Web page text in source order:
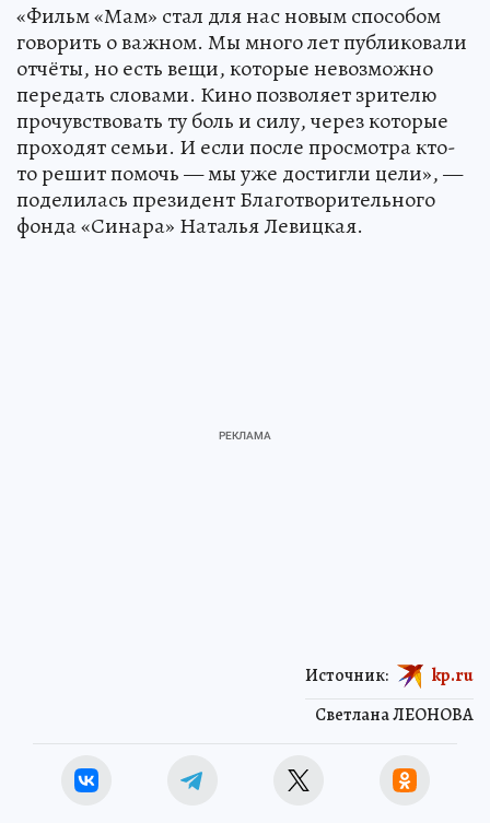
«Фильм «Мам» стал для нас новым способом
говорить о важном. Мы много лет публиковали
отчёты, но есть вещи, которые невозможно
передать словами. Кино позволяет зрителю
прочувствовать ту боль и силу, через которые
проходят семьи. И если после просмотра кто-
то решит помочь — мы уже достигли цели», —
поделилась президент Благотворительного
фонда «Синара» Наталья Левицкая.
Светлана ЛЕОНОВА
Источник: kp.ru